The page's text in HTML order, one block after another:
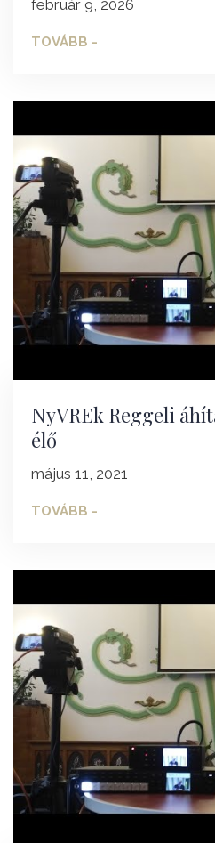
február 9, 2026
TOVÁBB -
NyVREk Reggeli
élő
május 11, 2021
TOVÁBB -